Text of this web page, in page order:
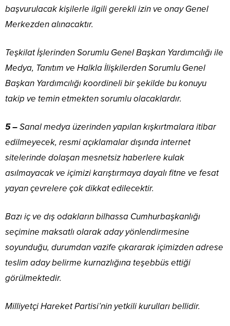
başvurulacak kişilerle ilgili gerekli izin ve onay Genel
Merkezden alınacaktır.
Teşkilat İşlerinden Sorumlu Genel Başkan Yardımcılığı ile
Medya, Tanıtım ve Halkla İlişkilerden Sorumlu Genel
Başkan Yardımcılığı koordineli bir şekilde bu konuyu
takip ve temin etmekten sorumlu olacaklardır.
5 –Sanal medya üzerinden yapılan kışkırtmalara itibar
edilmeyecek, resmi açıklamalar dışında internet
sitelerinde dolaşan mesnetsiz haberlere kulak
asılmayacak ve içimizi karıştırmaya dayalı fitne ve fesat
yayan çevrelere çok dikkat edilecektir.
Bazı iç ve dış odakların bilhassa Cumhurbaşkanlığı
seçimine maksatlı olarak aday yönlendirmesine
soyunduğu, durumdan vazife çıkararak içimizden adrese
teslim aday belirme kurnazlığına teşebbüs ettiği
görülmektedir.
Milliyetçi Hareket Partisi’nin yetkili kurulları bellidir.